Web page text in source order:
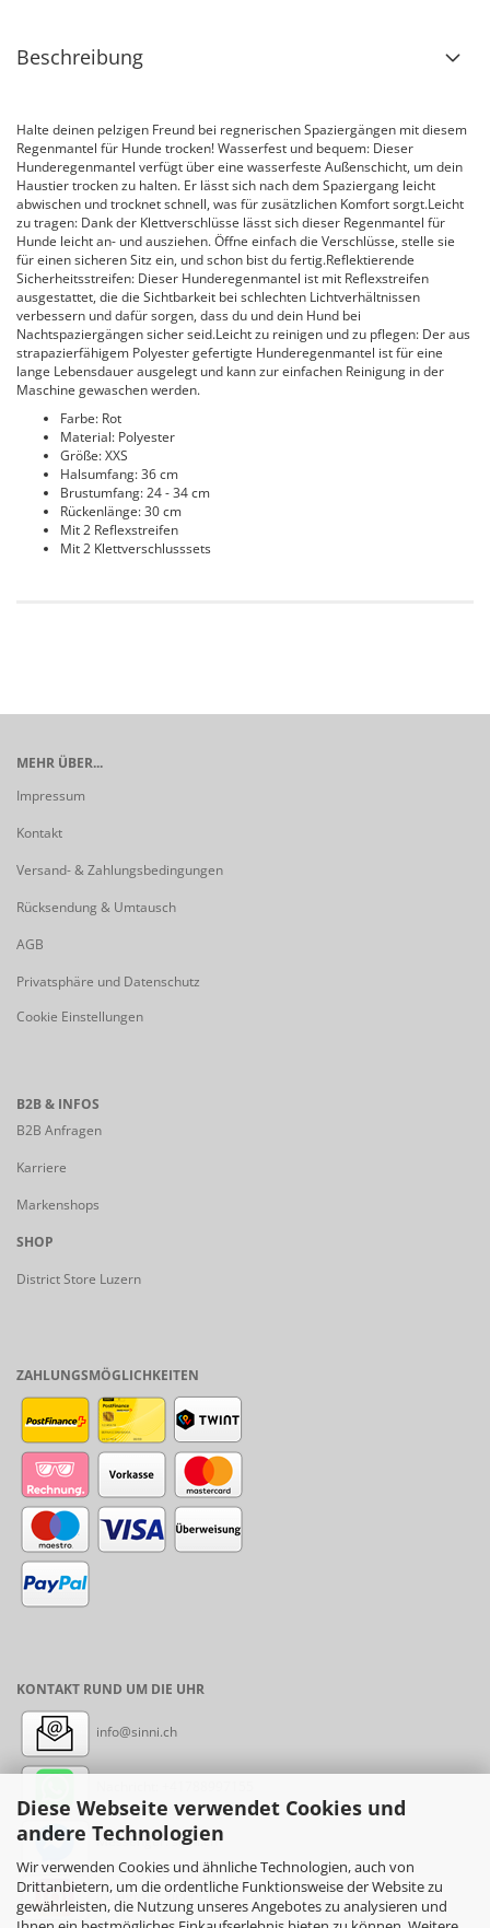
Diese Webseite verwendet Cookies und
andere Technologien
Wir verwenden Cookies und ähnliche Technologien, auch von
Drittanbietern, um die ordentliche Funktionsweise der Website zu
gewährleisten, die Nutzung unseres Angebotes zu analysieren und
Beschreibung
Halte deinen pelzigen Freund bei regnerischen Spaziergängen mit diesem
Regenmantel für Hunde trocken! Wasserfest und bequem: Dieser
Hunderegenmantel verfügt über eine wasserfeste Außenschicht, um dein
Haustier trocken zu halten. Er lässt sich nach dem Spaziergang leicht
abwischen und trocknet schnell, was für zusätzlichen Komfort sorgt.Leicht
zu tragen: Dank der Klettverschlüsse lässt sich dieser Regenmantel für
Hunde leicht an- und ausziehen. Öffne einfach die Verschlüsse, stelle sie
für einen sicheren Sitz ein, und schon bist du fertig.Reflektierende
Sicherheitsstreifen: Dieser Hunderegenmantel ist mit Reflexstreifen
ausgestattet, die die Sichtbarkeit bei schlechten Lichtverhältnissen
verbessern und dafür sorgen, dass du und dein Hund bei
Nachtspaziergängen sicher seid.Leicht zu reinigen und zu pflegen: Der aus
strapazierfähigem Polyester gefertigte Hunderegenmantel ist für eine
lange Lebensdauer ausgelegt und kann zur einfachen Reinigung in der
Maschine gewaschen werden.
Farbe: Rot
Material: Polyester
Größe: XXS
Halsumfang: 36 cm
Brustumfang: 24 - 34 cm
Rückenlänge: 30 cm
Mit 2 Reflexstreifen
Mit 2 Klettverschlusssets
MEHR ÜBER...
Impressum
Kontakt
Versand- & Zahlungsbedingungen
Rücksendung & Umtausch
AGB
Privatsphäre und Datenschutz
Cookie Einstellungen
B2B & INFOS
B2B Anfragen
Karriere
Markenshops
SHOP
District Store Luzern
ZAHLUNGSMÖGLICHKEITEN
KONTAKT RUND UM DIE UHR
info@sinni.ch
Messenger: sinni.ch
Instagram: sinni_ch